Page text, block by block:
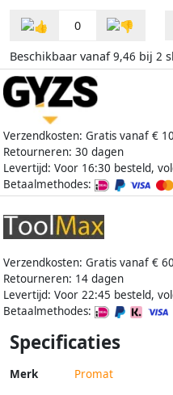
0
Beschikbaar vanaf9,46 bij 2
Verzendkosten: Gratis vanaf €
Retourneren: 30 dagen
Levertijd: Voor 16:30 besteld,
Betaalmethodes:
Verzendkosten: Gratis vanaf € 60
Retourneren: 14 dagen
Levertijd: Voor 22:45 besteld,
Betaalmethodes:
Specificaties
Merk Promat